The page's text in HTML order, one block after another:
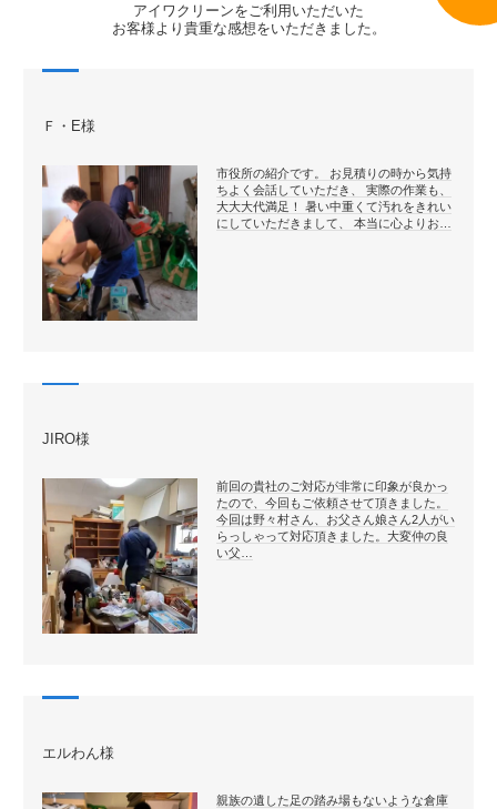
アイワクリーンをご利用いただいた
お客様より貴重な感想をいただきました。
Ｆ・E様
市役所の紹介です。 お見積りの時から気持
ちよく会話していただき、 実際の作業も、
大大大代満足！ 暑い中重くて汚れをきれい
にしていただきまして、 本当に心よりお…
JIRO様
前回の貴社のご対応が非常に印象が良かっ
たので、今回もご依頼させて頂きました。
今回は野々村さん、お父さん娘さん2人がい
らっしゃって対応頂きました。大変仲の良
い父…
エルわん様
親族の遺した足の踏み場もないような倉庫